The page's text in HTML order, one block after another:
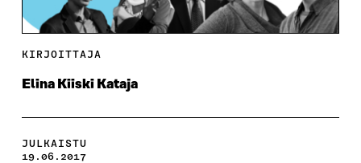
KIRJOITTAJA
Elina Kiiski Kataja
JULKAISTU
19.06.2017